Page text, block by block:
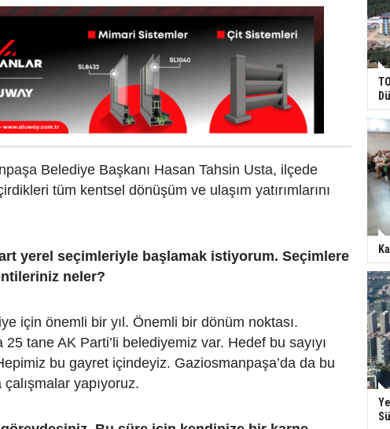
Belediye Başkanı Hasan Tahsin Usta, ilçede
tüm kentsel dönüşüm ve ulaşım yatırımlarını
yerel seçimleriyle başlamak istiyorum. Seçimlere
neler?
için önemli bir yıl. Önemli bir dönüm noktası.
25 tane AK Parti’li belediyemiz var. Hedef bu sayıyı
bu gayret içindeyiz. Gaziosmanpaşa’da da bu
yapıyoruz.